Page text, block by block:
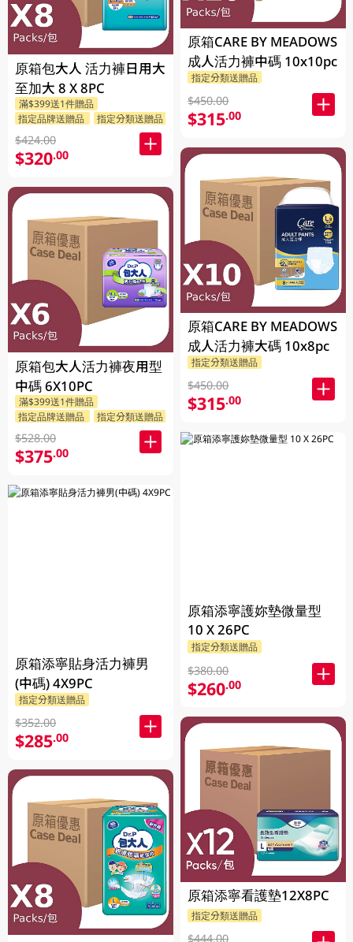
原箱包大人 活力褲日用大
至加大 8 X 8PC
滿$399送1件贈品
指定品牌送贈品
指定分類送贈品
$424.00
$320.00
原箱包大人活力褲夜用型
中碼 6X10PC
滿$399送1件贈品
指定品牌送贈品
指定分類送贈品
$528.00
$375.00
原箱添寧貼身活力褲男
(中碼) 4X9PC
指定分類送贈品
$352.00
$285.00
原箱CARE BY MEADOWS
成人活力褲中碼 10x10pc
指定分類送贈品
$450.00
$315.00
原箱CARE BY MEADOWS
成人活力褲大碼 10x8pc
指定分類送贈品
$450.00
$315.00
原箱添寧護妳墊微量型
10 X 26PC
指定分類送贈品
$380.00
$260.00
原箱添寧看護墊12X8PC
指定分類送贈品
$444.00